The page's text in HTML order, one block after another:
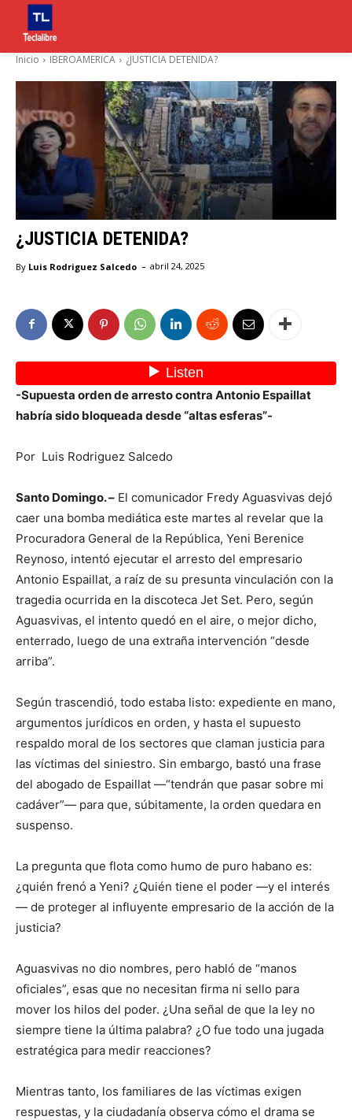
Inicio IBEROAMERICA ¿JUSTICIA DETENIDA?
¿JUSTICIA DETENIDA?
By Luis Rodriguez Salcedo - abril 24, 2025
-Supuesta orden de arresto contra Antonio Espaillat
habría sido bloqueada desde “altas esferas”-
Por Luis Rodriguez Salcedo
Santo Domingo. – El comunicador Fredy Aguasvivas dejó
caer una bomba mediática este martes al revelar que la
Procuradora General de la República, Yeni Berenice
Reynoso, intentó ejecutar el arresto del empresario
Antonio Espaillat, a raíz de su presunta vinculación con la
tragedia ocurrida en la discoteca Jet Set. Pero, según
Aguasvivas, el intento quedó en el aire, o mejor dicho,
enterrado, luego de una extraña intervención “desde
arriba”.
Según trascendió, todo estaba listo: expediente en mano,
argumentos jurídicos en orden, y hasta el supuesto
respaldo moral de los sectores que claman justicia para
las víctimas del siniestro. Sin embargo, bastó una frase
del abogado de Espaillat —“tendrán que pasar sobre mi
cadáver”— para que, súbitamente, la orden quedara en
suspenso.
La pregunta que flota como humo de puro habano es:
¿quién frenó a Yeni? ¿Quién tiene el poder —y el interés
— de proteger al influyente empresario de la acción de la
justicia?
Aguasvivas no dio nombres, pero habló de “manos
oficiales”, esas que no necesitan firma ni sello para
mover los hilos del poder. ¿Una señal de que la ley no
siempre tiene la última palabra? ¿O fue todo una jugada
estratégica para medir reacciones?
Mientras tanto, los familiares de las víctimas exigen
respuestas, y la ciudadanía observa cómo el drama se